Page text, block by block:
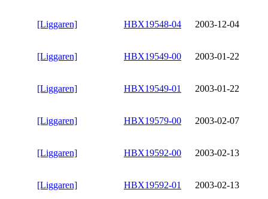
[Liggaren] HBX19548-04 2003-12-04
[Liggaren] HBX19549-00 2003-01-22
[Liggaren] HBX19549-01 2003-01-22
[Liggaren] HBX19579-00 2003-02-07
[Liggaren] HBX19592-00 2003-02-13
[Liggaren] HBX19592-01 2003-02-13